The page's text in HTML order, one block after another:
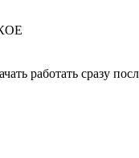
работать сразу